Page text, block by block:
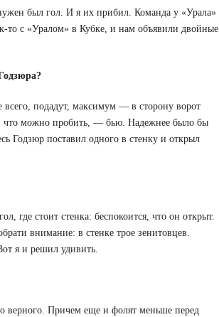
был гол. И я их прибил. Команда у «Урала»
то с «Уралом» в Кубке, и нам объявили двойные
подадут, максимум — в сторону ворот
что можно пробить, — бью. Надежнее было бы
Годзюр поставил одного в стенку и открыл
где стоит стенка: беспокоится, что он открыт.
внимание: в стенке трое зенитовцев.
я и решил удивить.
верного. Причем еще и фолят меньше перед